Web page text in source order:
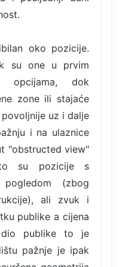
oko pozicije.
su one u prvim
opcijama, dok
zone ili stajaće
uz i dalje
i na ulaznice
"obstructed view"
su pozicije s
pogledom (zbog
ali zvuk i
publike a cijena
publike to je
pažnje je ipak